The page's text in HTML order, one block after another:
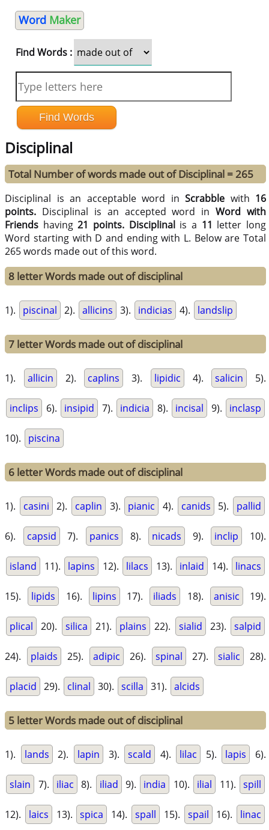
Word Maker
Find Words :
Disciplinal
Total Number of words made out of Disciplinal = 265
Disciplinal is an acceptable word inScrabble with 16
points. Disciplinal is an accepted word inWord with
Friends having21 points. Disciplinalis a 11 letter long
Word starting with D and ending with L. Below are Total
265 words made out of this word.
8 letter Words made out of disciplinal
1). piscinal 2). allicins 3). indicias 4). landslip
7 letter Words made out of disciplinal
1). allicin 2). caplins 3). lipidic 4). salicin 5).
inclips 6). insipid 7). indicia 8). incisal 9). inclasp
10). piscina
6 letter Words made out of disciplinal
1). casini 2). caplin 3). pianic 4). canids 5). pallid
6). capsid 7). panics 8). nicads 9). inclip 10).
island 11). lapins 12). lilacs 13). inlaid 14). linacs
15). lipids 16). lipins 17). iliads 18). anisic 19).
plical 20). silica 21). plains 22). sialid 23). salpid
24). plaids 25). adipic 26). spinal 27). sialic 28).
placid 29). clinal 30). scilla 31). alcids
5 letter Words made out of disciplinal
1). lands 2). lapin 3). scald 4). lilac 5). lapis 6).
slain 7). iliac 8). iliad 9). india 10). ilial 11). spill
12). laics 13). spica 14). spall 15). spail 16). linac